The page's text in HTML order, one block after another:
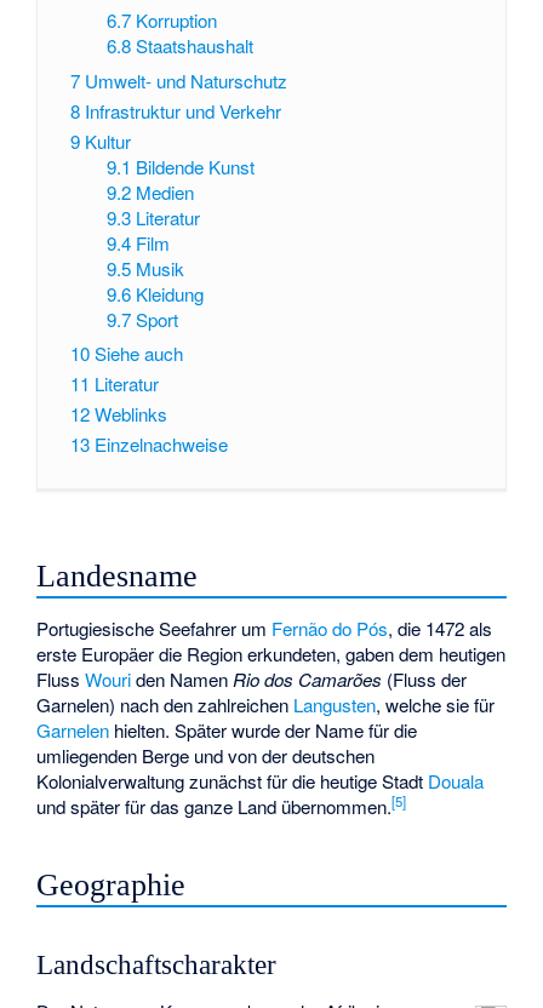
6.7 Korruption
6.8 Staatshaushalt
7 Umwelt- und Naturschutz
8 Infrastruktur und Verkehr
9 Kultur
9.1 Bildende Kunst
9.2 Medien
9.3 Literatur
9.4 Film
9.5 Musik
9.6 Kleidung
9.7 Sport
10Siehe auch
11 Literatur
12Weblinks
13 Einzelnachweise
Landesname
Portugiesische Seefahrer um Fernão do Pós, die 1472 als
erste Europäer die Region erkundeten, gaben dem heutigen
FlussWouriden Namen Rio dos Camarões (Fluss der
Garnelen) nach den zahlreichen Langusten, welche sie für
Garnelen hielten. Später wurde der Name für die
umliegenden Berge und von der deutschen
Kolonialverwaltung zunächst für die heutige Stadt Douala
und später für das ganze Land übernommen.[5]
Geographie
Landschaftscharakter